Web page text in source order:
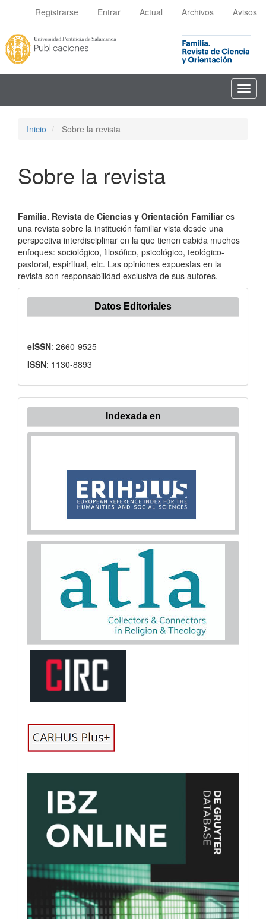
principal
principal
Barra
lateral
Registrarse Entrar Actual Archivos Avisos
Inicio Sobre la revista
Sobre la revista
Familia. Revista de Ciencias y Orientación Familiares
una revista sobre la institución familiar vista desde una
perspectiva interdisciplinar en la que tienen cabida muchos
enfoques: sociológico, filosófico, psicológico, teológico-
pastoral, espiritual, etc. Las opiniones expuestas en la
revista son responsabilidad exclusiva de sus autores.
Datos Editoriales
eISSN: 2660-9525
ISSN: 1130-8893
Indexada en